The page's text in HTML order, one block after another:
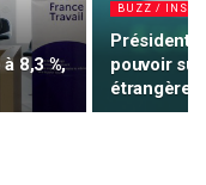
8,3 %,
BUZZ /
pouvoir
étrangère